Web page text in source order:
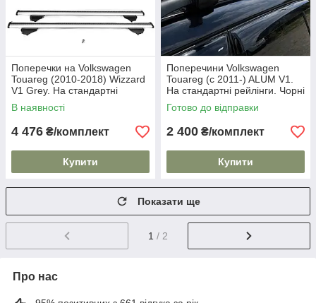
Поперечки на Volkswagen
Touareg (2010-2018) Wizzard
V1 Grey. На стандартні
рейлінги. Пластиковий ключ.
Сірі
В наявності
4 476 ₴/комплект
Купити
Поперечини Volkswagen
Touareg (c 2011-) ALUM V1.
На стандартні рейлінги. Чорні
Готово до відправки
2 400 ₴/комплект
Купити
Показати ще
1 / 2
Про нас